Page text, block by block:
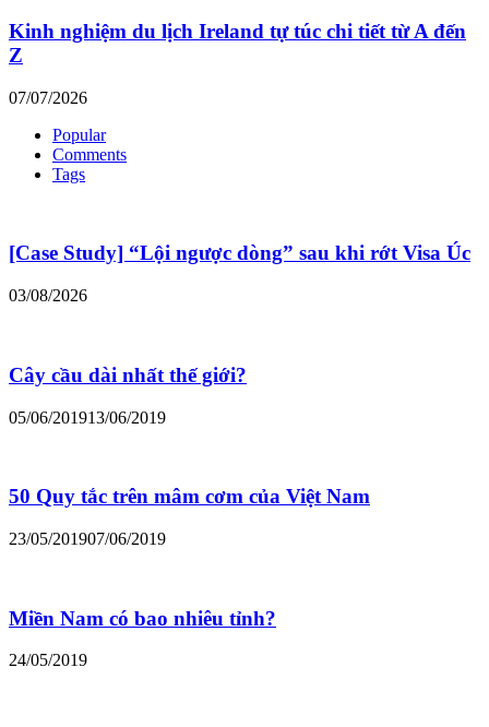
Kinh nghiệm du lịch Ireland tự túc chi tiết từ A đến
Z
07/07/2026
Popular
Comments
Tags
[Case Study] “Lội ngược dòng” sau khi rớt Visa Úc
03/08/2026
Cây cầu dài nhất thế giới?
05/06/201913/06/2019
50 Quy tắc trên mâm cơm của Việt Nam
23/05/201907/06/2019
Miền Nam có bao nhiêu tỉnh?
24/05/2019